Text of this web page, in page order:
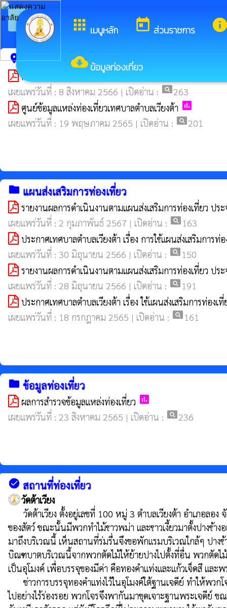
apps เมนูหลัก today ส่วนราชการ
cloud_downloadข้อมูลท่องเที่ยว
arrow_back_ios กลับเมนูหลัก ยินดีต้อนรับสู่เว็บไซต์ของ เทศบ
location_on ศูนย์ข้อมูลนักท่องเที่ยว
คำสั่งเทศบาลตำบลเวียงต้า เรื่อง จัดตั้งและแต่งตั้งคณะทำ
เผยแพร่วันที่ : 8 สิงหาคม 2566 | เปิดอ่าน : pageview263
ศูนย์ข้อมูลแหล่งท่องเที่ยวเทศบาลตำบลเวียงต้า poll
เผยแพร่วันที่ : 19 พฤษภาคม 2565 | เปิดอ่าน : pageview201
folder แผนส่งเสริมการท่องเที่ยว
รายงานผลการดำเนินงานตามแผนส่งเสริมการท่องเที่ยว ป
เผยแพร่วันที่ : 2 กุมภาพันธ์ 2567 | เปิดอ่าน : pageview163
ประกาศเทศบาลตำบลเวียงต้า เรื่อง การใช้แผนส่งเสริมการ
เผยแพร่วันที่ : 30 มิถุนายน 2566 | เปิดอ่าน : pageview150
รายงานผลการดำเนินงานตามแผนส่งเสริมการท่องเที่ยว ป
เผยแพร่วันที่ : 28 มิถุนายน 2566 | เปิดอ่าน : pageview191
ประกาศเทศบาลตำบลเวียงต้า เรื่อง ใช้แผนส่งเสริมการท่อ
เผยแพร่วันที่ : 18 กรกฎาคม 2565 | เปิดอ่าน : pageview161
folder ข้อมูลท่องเที่ยว
ผลการสำรวจข้อมูลแหล่งท่องเที่ยว poll
เผยแพร่วันที่ : 23 สิงหาคม 2565 | เปิดอ่าน : pageview236
check_circle สถานที่ท่องเที่ยว
วัดต้าเวียง
ของสัตว์ ขณะนั้นมีพวกทำไม้ชาวพม่า และชาวเงี้ยวมาตั้งปางช้
มาถึงบริเวณนี้ เห็นสถานที่ร่มรื่นจึงขอพักแรมบริเวณใกล้ๆ ปาง
บิณฑบาตบริเวณนี้จากพวกตัดไม้ให้ย้ายปางไปตั้งที่อื่น พวกตัดไ
เป็นอุโมงค์ เพื่อบรรจุของมีค่า คือทองคำแท่งและแก้วเจ็ดสี และ
ไปอย่างไร้ร่องรอย พวกโจรจึงพากันมาขุดเจาะฐานพระเจดีย์